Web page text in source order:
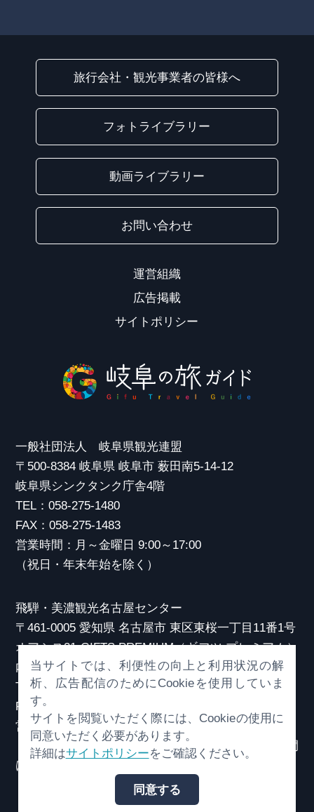
旅行会社・観光事業者の皆様へ
フォトライブラリー
動画ライブラリー
お問い合わせ
運営組織
広告掲載
サイトポリシー
一般社団法人 岐阜県観光連盟
〒500-8384 岐阜県 岐阜市 薮田南5-14-12
岐阜県シンクタンク庁舎4階
TEL：058-275-1480
FAX：058-275-1483
営業時間：月～金曜日 9:00～17:00
（祝日・年末年始を除く）
飛騨・美濃観光名古屋センター
〒461-0005 愛知県 名古屋市 東区東桜一丁目11番1号
オアシス21 GIFTS PREMIUM（ギフツ プレミアム）
内
TEL：052-253-6185
FAX：052-253-6186
営業時間：10:00～21:00
（原則、元日を除き年中無休）※観光相談対応時間
は18:30まで
© （一社）岐阜県観光連盟 All Rights Reserved.
当サイトでは、利便性の向上と利用状況の解
析、広告配信のためにCookieを使用していま
す。
サイトを閲覧いただく際には、Cookieの使用に
同意いただく必要があります。
詳細はサイトポリシーをご確認ください。
同意する